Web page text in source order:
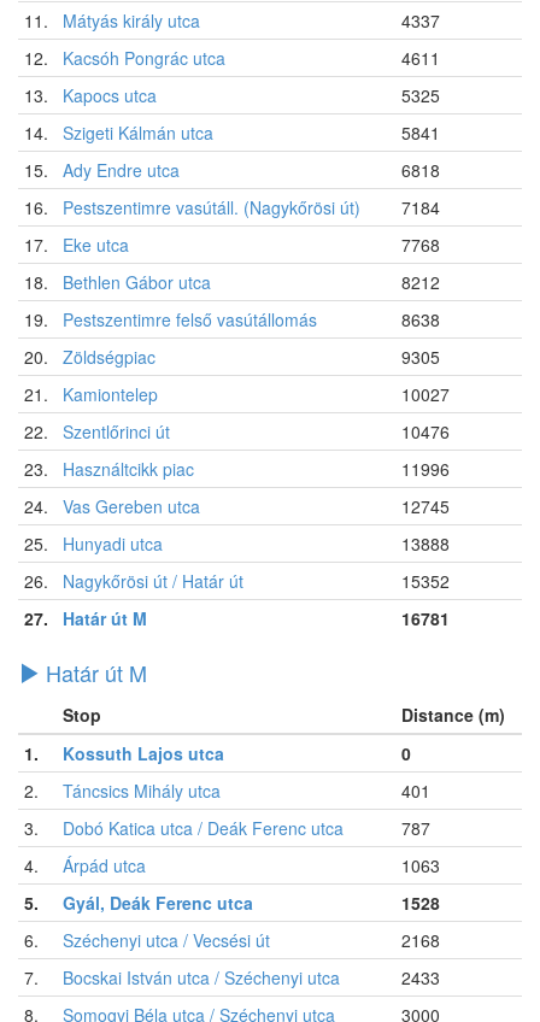
11.
Mátyás király utca
4337
12.
Kacsóh Pongrác utca
4611
13.
Kapocs utca
5325
14.
Szigeti Kálmán utca
5841
15.
Ady Endre utca
6818
16.
Pestszentimre vasútáll. (Nagykőrösi út)
7184
17.
Eke utca
7768
18.
Bethlen Gábor utca
8212
19.
Pestszentimre felső vasútállomás
8638
20.
Zöldségpiac
9305
21.
Kamiontelep
10027
22.
Szentlőrinci út
10476
23.
Használtcikk piac
11996
24.
Vas Gereben utca
12745
25.
Hunyadi utca
13888
26.
Nagykőrösi út / Határ út
15352
27.
Határ út M 16781
Határ út M
Stop
Distance (m)
1.
Kossuth Lajos utca
0
2.
Táncsics Mihály utca
401
3.
Dobó Katica utca / Deák Ferenc utca
787
4.
Árpád utca
1063
5.
Gyál, Deák Ferenc utca
1528
6.
Széchenyi utca / Vecsési út
2168
7.
Bocskai István utca / Széchenyi utca
2433
8.
Somogyi Béla utca / Széchenyi utca 3000